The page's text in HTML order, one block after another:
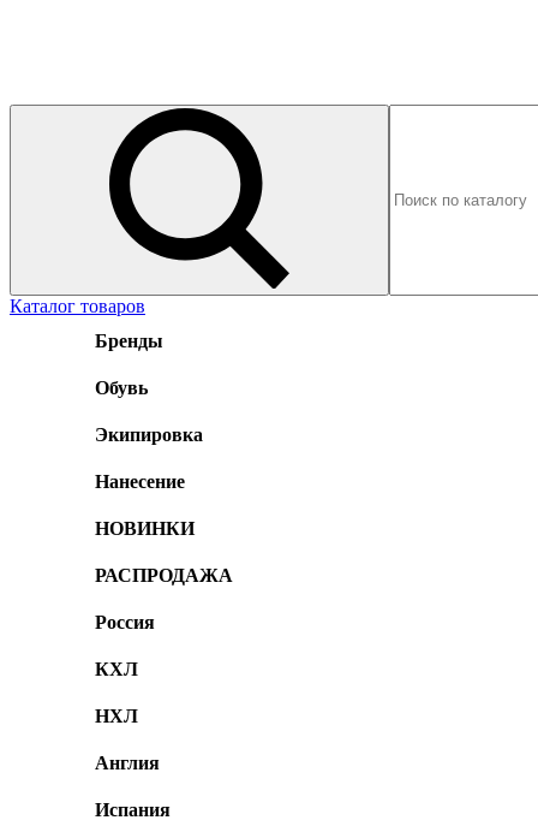
Каталог товаров
Бренды
Обувь
Экипировка
Нанесение
НОВИНКИ
РАСПРОДАЖА
Россия
КХЛ
НХЛ
Англия
Испания